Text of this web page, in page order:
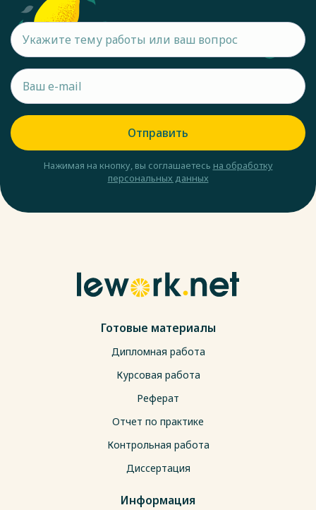
Отправить
Нажимая на кнопку, вы соглашаетесь на обработку
персональных данных
Готовые материалы
Дипломная работа
Курсовая работа
Реферат
Отчет по практике
Контрольная работа
Диссертация
Информация